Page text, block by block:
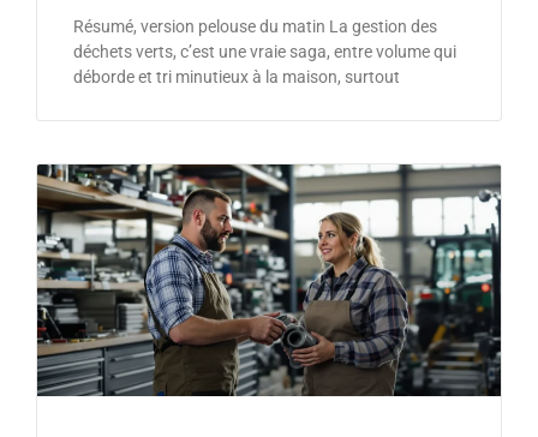
Résumé, version pelouse du matin La gestion des
déchets verts, c’est une vraie saga, entre volume qui
déborde et tri minutieux à la maison, surtout